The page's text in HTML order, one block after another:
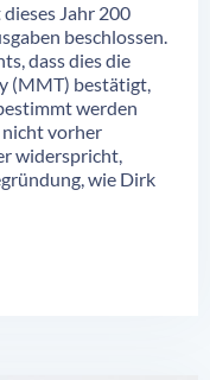
Jahr 200
beschlossen.
dass dies die
(MMT) bestätigt,
werden
nicht vorher
widerspricht,
wie Dirk